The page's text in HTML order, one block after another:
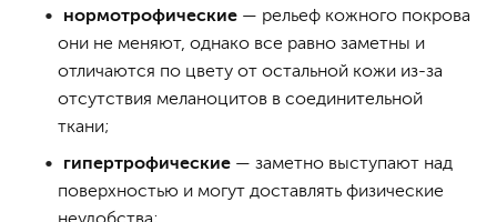
нормотрофические — рельеф кожного покрова
они не меняют, однако все равно заметны и
отличаются по цвету от остальной кожи из-за
отсутствия меланоцитов в соединительной
ткани;
гипертрофические — заметно выступают над
поверхностью и могут доставлять физические
неудобства;